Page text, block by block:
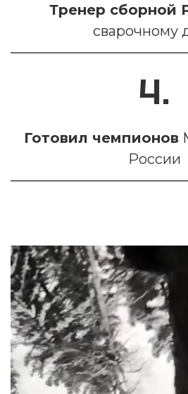
Тренер сборной
сварочному
4.
Готовил чемпионов
России